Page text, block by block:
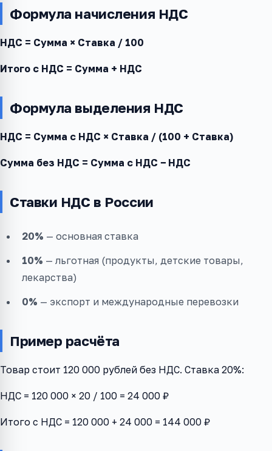
Формула начисления НДС
НДС = Сумма × Ставка / 100
Итого с НДС = Сумма + НДС
Формула выделения НДС
НДС = Сумма с НДС × Ставка / (100 + Ставка)
Сумма без НДС = Сумма с НДС − НДС
Ставки НДС в России
20% — основная ставка
10% — льготная (продукты, детские товары,
лекарства)
0% — экспорт и международные перевозки
Пример расчёта
Товар стоит 120 000 рублей без НДС. Ставка 20%:
НДС = 120 000 × 20 / 100 = 24 000 ₽
Итого с НДС = 120 000 + 24 000 = 144 000 ₽